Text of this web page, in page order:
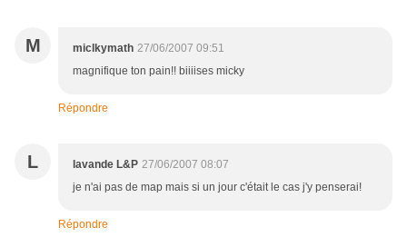
M miclkymath 27/06/2007 09:51
magnifique ton pain!! biiiises micky
Répondre
L lavande L&P 27/06/2007 08:07
je n'ai pas de map mais si un jour c'était le cas j'y penserai!
Répondre